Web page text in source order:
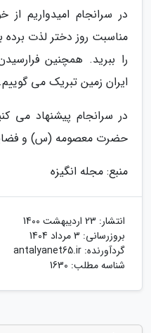
در سرانجام امیدواریم
مناسبت روز دختر لذت برده
را ببرید. همچنین
ایران زمین تبریک می گوییم.
در سرانجام پیشنهاد می
حضرت معصومه (س) و فضایل
منبع: مجله انگیزه
انتشار: 23 اردیبهشت 1400
بروزرسانی: 3 مرداد 1404
گردآورنده: antalyanet65.ir
شناسه مطلب: 1630